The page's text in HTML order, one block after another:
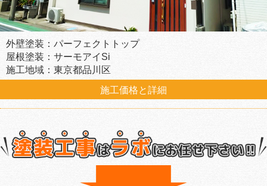
外壁塗装：パーフェクトトップ
屋根塗装：サーモアイSi
施工地域：東京都品川区
施工価格と詳細